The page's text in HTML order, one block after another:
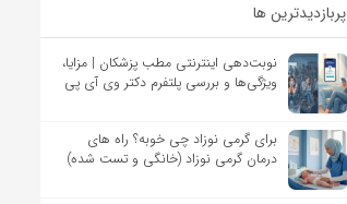
پربازدیدترین ها
نوبت‌دهی اینترنتی مطب پزشکان | مزایا،
ویژگی‌ها و بررسی پلتفرم دکتر وی آی پی
برای گرمی نوزاد چی خوبه؟ راه های
درمان گرمی نوزاد (خانگی و تست شده)